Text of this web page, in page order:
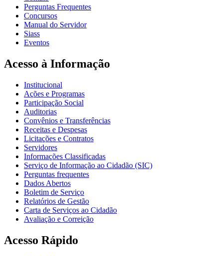
Perguntas Frequentes
Concursos
Manual do Servidor
Siass
Eventos
Acesso à Informação
Institucional
Ações e Programas
Participação Social
Auditorias
Convênios e Transferências
Receitas e Despesas
Licitações e Contratos
Servidores
Informações Classificadas
Serviço de Informação ao Cidadão (SIC)
Perguntas frequentes
Dados Abertos
Boletim de Serviço
Relatórios de Gestão
Carta de Serviços ao Cidadão
Avaliação e Correição
Acesso Rápido